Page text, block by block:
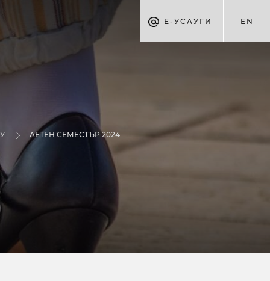
Е-УСЛУГИ EN
ЛЕТЕН СЕМЕСТЪР 2024